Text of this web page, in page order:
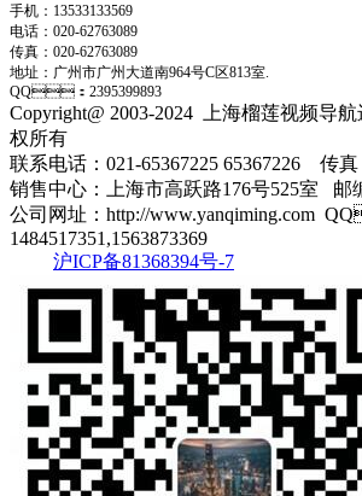
手机：13533133569
电话：020-62763089
传真：020-62763089
地址： 广州市广州大道南964号C区813室.
QQ：2395399893
Copyright@ 2003-2024 上海榴莲视频导
权所有
联系电话：021-65367225 65367226 传真
销售中心：上海市高跃路176号525室 邮编
公司网址：http://www.yanqiming.com
1484517351,1563873369
沪ICP备81368394号-7